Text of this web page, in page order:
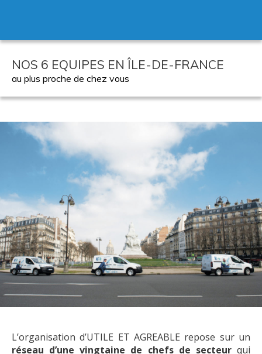
NOS 6 EQUIPES EN ÎLE-DE-FRANCE
au plus proche de chez vous
L’organisation d’UTILE ET AGREABLE repose sur un
réseau d’une vingtaine de chefs de secteurqui